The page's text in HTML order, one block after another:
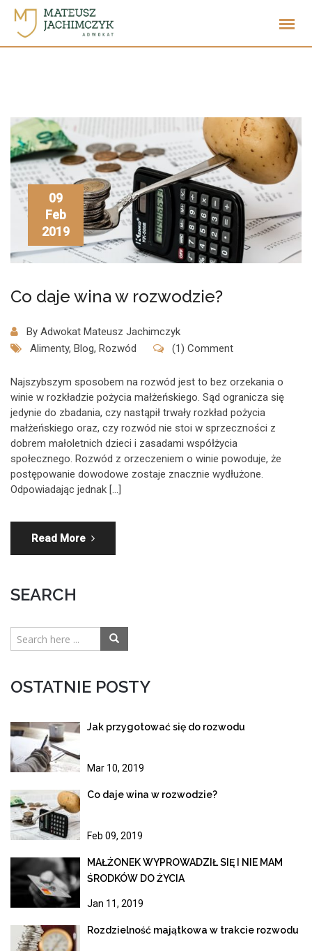
Skip
content
09
Feb
2019
Co daje wina w rozwodzie?
By Adwokat Mateusz Jachimczyk
Alimenty, Blog, Rozwód (1) Comment
Najszybszym sposobem na rozwód jest to bez orzekania o
winie w rozkładzie pożycia małżeńskiego. Sąd ogranicza się
jedynie do zbadania, czy nastąpił trwały rozkład pożycia
małżeńskiego oraz, czy rozwód nie stoi w sprzeczności z
dobrem małoletnich dzieci i zasadami współżycia
społecznego. Rozwód z orzeczeniem o winie powoduje, że
postępowanie dowodowe zostaje znacznie wydłużone.
Odpowiadając jednak […]
Read More
SEARCH
OSTATNIE POSTY
Jak przygotować się do rozwodu
Mar 10, 2019
Co daje wina w rozwodzie?
Feb 09, 2019
MAŁŻONEK WYPROWADZIŁ SIĘ I NIE MAM
ŚRODKÓW DO ŻYCIA
Jan 11, 2019
Rozdzielność majątkowa w trakcie rozwodu